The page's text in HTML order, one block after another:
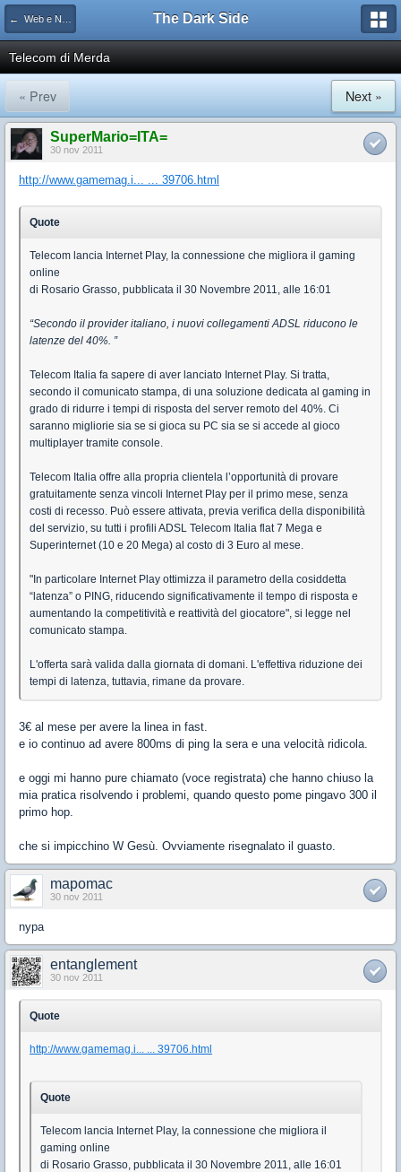
← Web e Networking The Dark Side
Telecom di Merda
« Prev Next »
SuperMario=ITA=
30 nov 2011
http://www.gamemag.i... ... 39706.html
Quote
Telecom lancia Internet Play, la connessione che migliora il gaming
online
di Rosario Grasso, pubblicata il 30 Novembre 2011, alle 16:01
“Secondo il provider italiano, i nuovi collegamenti ADSL riducono le
latenze del 40%. ”
Telecom Italia fa sapere di aver lanciato Internet Play. Si tratta,
secondo il comunicato stampa, di una soluzione dedicata al gaming in
grado di ridurre i tempi di risposta del server remoto del 40%. Ci
saranno migliorie sia se si gioca su PC sia se si accede al gioco
multiplayer tramite console.
Telecom Italia offre alla propria clientela l’opportunità di provare
gratuitamente senza vincoli Internet Play per il primo mese, senza
costi di recesso. Può essere attivata, previa verifica della disponibilità
del servizio, su tutti i profili ADSL Telecom Italia flat 7 Mega e
Superinternet (10 e 20 Mega) al costo di 3 Euro al mese.
"In particolare Internet Play ottimizza il parametro della cosiddetta
“latenza” o PING, riducendo significativamente il tempo di risposta e
aumentando la competitività e reattività del giocatore", si legge nel
comunicato stampa.
L'offerta sarà valida dalla giornata di domani. L'effettiva riduzione dei
tempi di latenza, tuttavia, rimane da provare.
3€ al mese per avere la linea in fast.
e io continuo ad avere 800ms di ping la sera e una velocità ridicola.
e oggi mi hanno pure chiamato (voce registrata) che hanno chiuso la
mia pratica risolvendo i problemi, quando questo pome pingavo 300 il
primo hop.
che si impicchino W Gesù. Ovviamente risegnalato il guasto.
mapomac
30 nov 2011
nypa
entanglement
30 nov 2011
Quote
http://www.gamemag.i... ... 39706.html
Quote
Telecom lancia Internet Play, la connessione che migliora il
gaming online
di Rosario Grasso, pubblicata il 30 Novembre 2011, alle 16:01